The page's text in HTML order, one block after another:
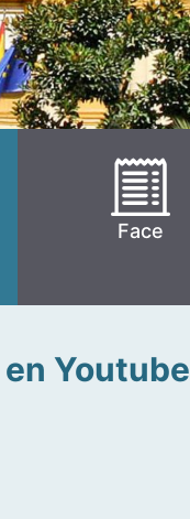
Face
Youtube